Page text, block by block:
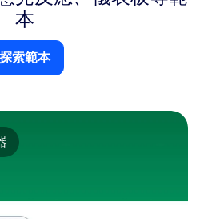
本
探索範本
使用者研究追蹤器